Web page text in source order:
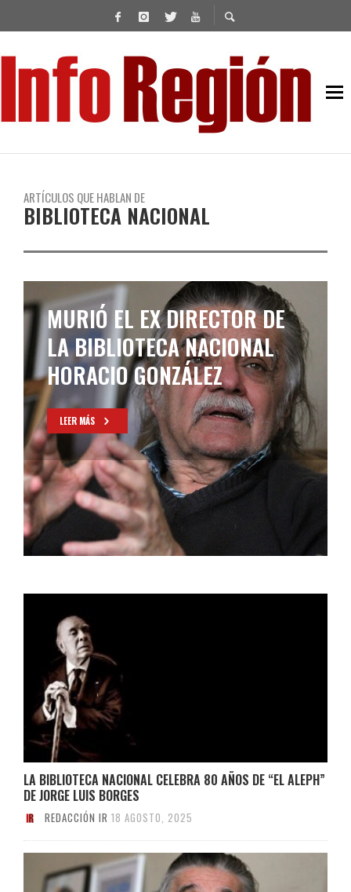
ARTÍCULOS QUE HABLAN DE
BIBLIOTECA NACIONAL
MURIÓ EL EX DIRECTOR DE
LA BIBLIOTECA NACIONAL
HORACIO GONZÁLEZ
LEER MÁS
LA BIBLIOTECA NACIONAL CELEBRA 80 AÑOS DE “EL ALEPH”
DE JORGE LUIS BORGES
REDACCIÓN IR 18 AGOSTO, 2025